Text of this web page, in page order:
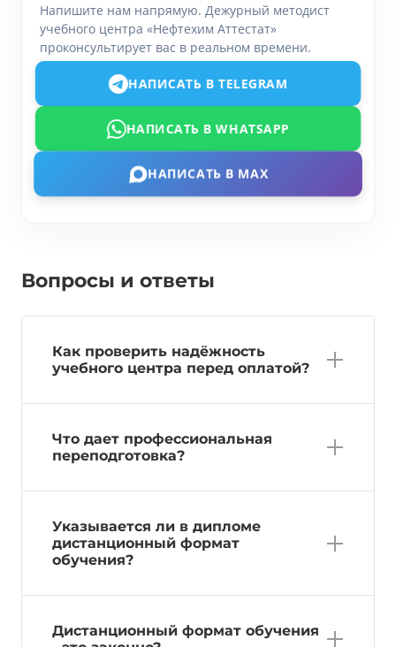
Напишите нам напрямую. Дежурный методист
учебного центра «Нефтехим Аттестат»
проконсультирует вас в реальном времени.
НАПИСАТЬ В TELEGRAM
НАПИСАТЬ В WHATSAPP
НАПИСАТЬ В MAX
Вопросы и ответы
Как проверить надёжность
учебного центра перед оплатой?
Что дает профессиональная
переподготовка?
Указывается ли в дипломе
дистанционный формат
обучения?
Дистанционный формат обучения